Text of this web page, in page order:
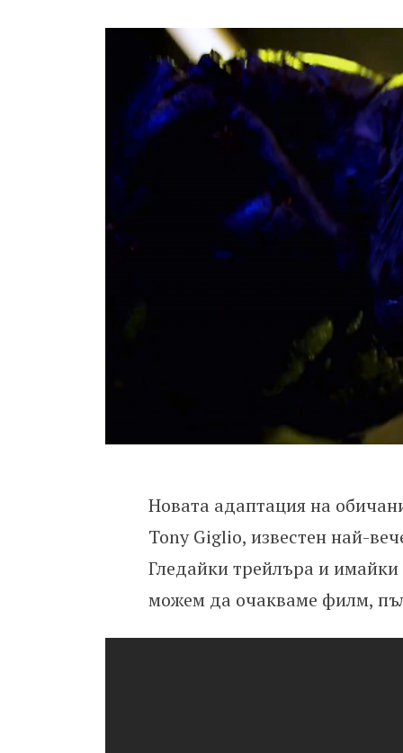
Новата адаптация на
Tony Giglio, известен най-
Гледайки трейлъра и
можем да очакваме филм,